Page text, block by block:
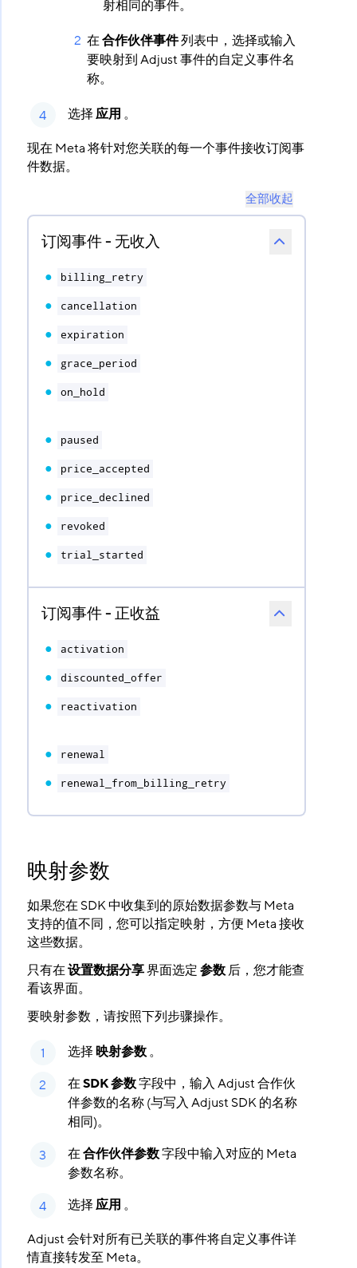
射相同的事件。
在合作伙伴事件​ 列表中，选择或输入
要映射到 Adjust 事件的自定义事件名
称。
选择应用 ​ 。
现在 Meta 将针对您关联的每一个事件接收订阅事
件数据。
全部收起
订阅事件 - 无收入
billing_retry
cancellation
expiration
grace_period
on_hold
paused
price_accepted
price_declined
revoked
trial_started
订阅事件 - 正收益
activation
discounted_offer
reactivation
renewal
renewal_from_billing_retry
映射参数
如果您在 SDK 中收集到的原始数据参数与 Meta
支持的值不同，您可以指定映射，方便 Meta 接收
这些数据。
只有在设置数据分享​ 界面选定参数​ 后，您才能查
看该界面。
要映射参数，请按照下列步骤操作。
选择映射参数​ 。
在SDK 参数​ 字段中，输入 Adjust 合作伙
伴参数的名称 (与写入 Adjust SDK 的名称
相同)。
在合作伙伴参数​ 字段中输入对应的 Meta
参数名称。
选择应用 ​ 。
Adjust 会针对所有已关联的事件将自定义事件详
情直接转发至 Meta。